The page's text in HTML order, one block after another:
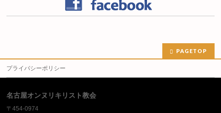
PAGETOP
プライバシーポリシー
名古屋オンヌリキリスト教会
〒454-0974